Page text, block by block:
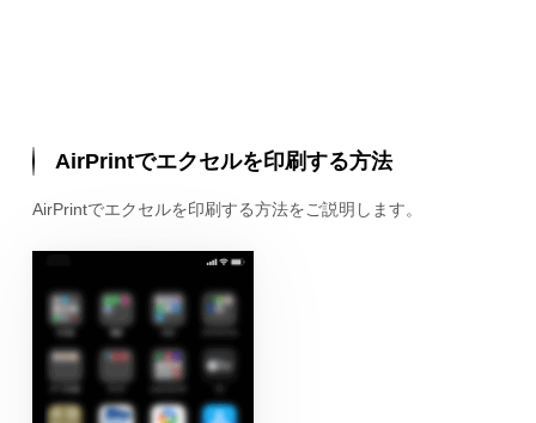
AirPrintでエクセルを印刷する方法
AirPrintでエクセルを印刷する方法をご説明します。